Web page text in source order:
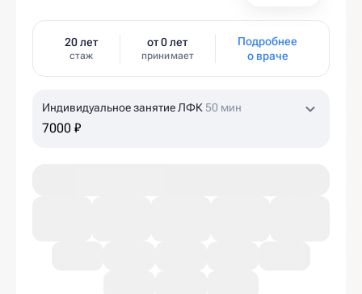
20 лет
стаж
от 0 лет
принимает
Подробнее
о враче
Индивидуальное занятие ЛФК 50 мин
7000 ₽